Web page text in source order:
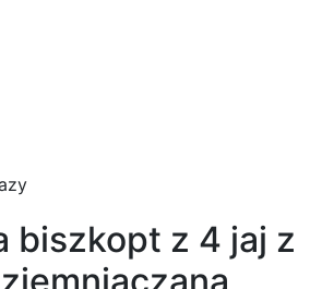
biszkopt z 4 jaj z